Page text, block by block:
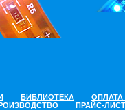
БИБЛИОТЕКА
ОПЛАТА
ПРАЙС-ЛИСТ